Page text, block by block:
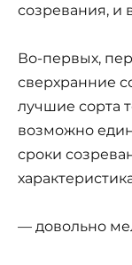
созревания, и
Во-первых,
сверхранние
лучшие сорта
возможно
сроки
— довольно